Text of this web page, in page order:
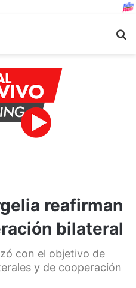
reafirman
bilateral
con el objetivo de
y de cooperación